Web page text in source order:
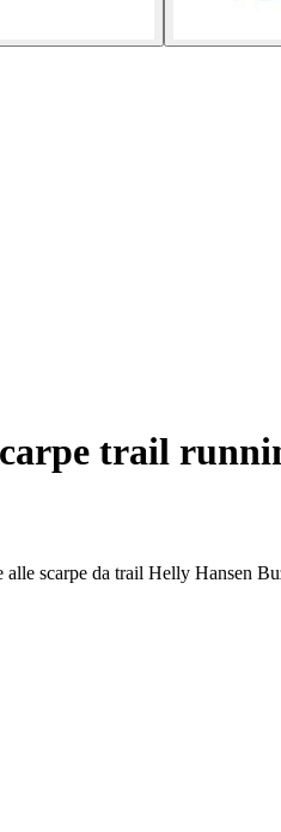
trail
scarpe da trail Helly Hansen